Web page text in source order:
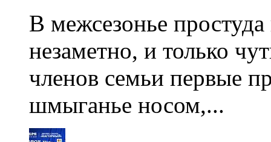
В межсезонье
незаметно, и только
членов семьи первые
шмыганье носом,...